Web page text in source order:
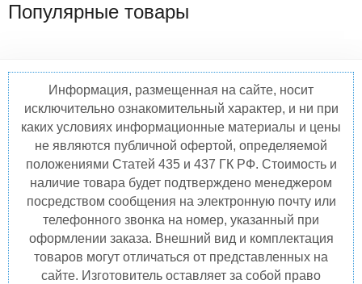
Популярные товары
Информация, размещенная на сайте, носит
исключительно ознакомительный характер, и ни при
каких условиях информационные материалы и цены
не являются публичной офертой, определяемой
положениями Статей 435 и 437 ГК РФ. Стоимость и
наличие товара будет подтверждено менеджером
посредством сообщения на электронную почту или
телефонного звонка на номер, указанный при
оформлении заказа. Внешний вид и комплектация
товаров могут отличаться от представленных на
сайте. Изготовитель оставляет за собой право